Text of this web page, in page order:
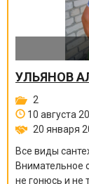
УЛЬЯНОВ
2
10 августа
20 января
Все виды
Внимательное
не гонюсь и не